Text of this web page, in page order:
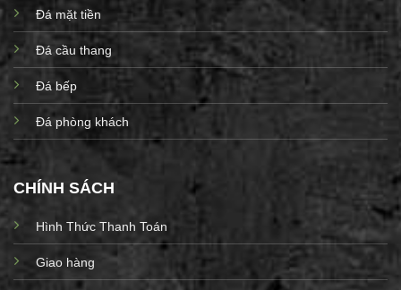
Đá mặt tiền
Đá cầu thang
Đá bếp
Đá phòng khách
CHÍNH SÁCH
Hình Thức Thanh Toán
Giao hàng